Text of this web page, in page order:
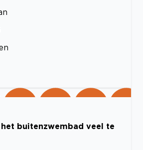
buitenzwembad veel te